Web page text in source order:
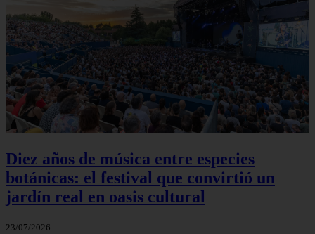
Diez años de música entre especies
botánicas: el festival que convirtió un
jardín real en oasis cultural
23/07/2026